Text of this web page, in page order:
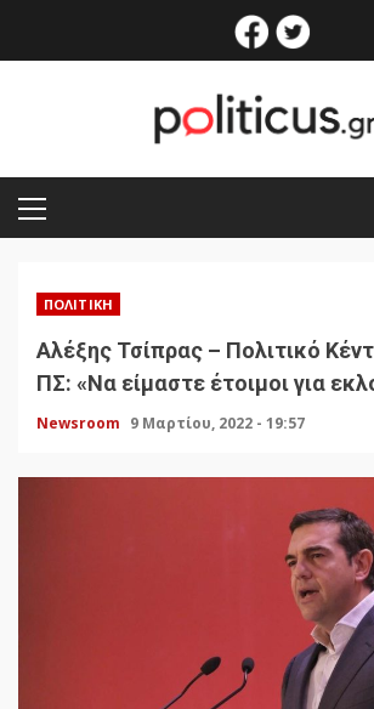
facebook
PRIMARY
MENU
ΠΟΛΙΤΙΚΉ
Αλέξης Τσίπρας – Πολιτικό
ΠΣ: «Να είμαστε έτοιμοι για
Newsroom 9 Μαρτίου, 2022 - 19:57